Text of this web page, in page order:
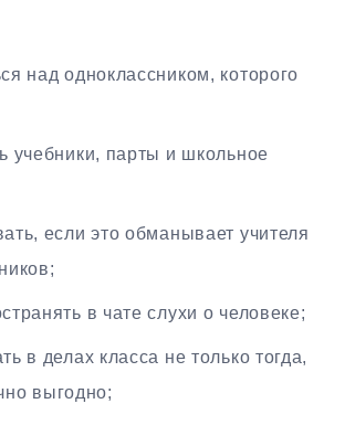
над одноклассником, которого
учебники, парты и школьное
если это обманывает учителя
в чате слухи о человеке;
в делах класса не только тогда,
выгодно;